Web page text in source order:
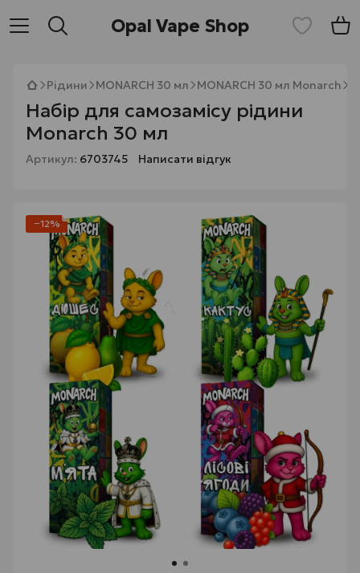
Opal Vape Shop
Рідини MONARCH 30 мл MONARCH 30 мл Monarch
Набір для самозамісу рідини
Monarch 30 мл
Артикул: 6703745 Написати відгук
−12%